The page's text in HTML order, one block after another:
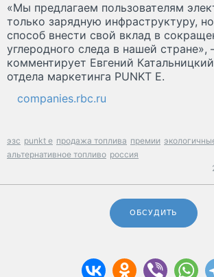
«Мы предлагаем пользователям
только зарядную инфраструктуру,
способ внести свой вклад в
углеродного следа в нашей
комментирует Евгений
отдела маркетинга PUNKT E.
companies.rbc.ru
эзс punkt e продажа топлива премии
альтернативное топливо россия
ОБСУДИТЬ